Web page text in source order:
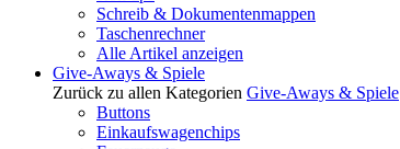
Schreib & Dokumentenmappen
Taschenrechner
Alle Artikel anzeigen
Give-Aways & Spiele
Zurück zu allen Kategorien Give-Aways & Spiele
Buttons
Einkaufswagenchips